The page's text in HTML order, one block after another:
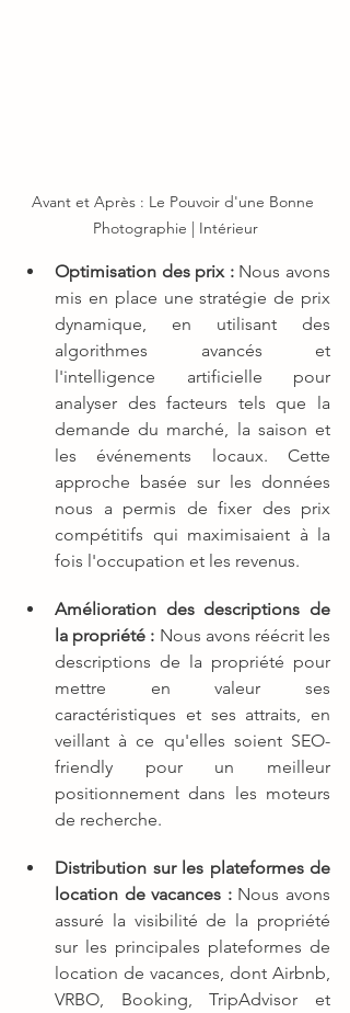
Avant et Après : Le Pouvoir d'une Bonne
Photographie | Intérieur
Optimisation des prix : Nous avons
mis en place une stratégie de prix
dynamique, en utilisant des
algorithmes avancés et
l'intelligence artificielle pour
analyser des facteurs tels que la
demande du marché, la saison et
les événements locaux. Cette
approche basée sur les données
nous a permis de fixer des prix
compétitifs qui maximisaient à la
fois l'occupation et les revenus.
Amélioration des descriptions de
la propriété : Nous avons réécrit les
descriptions de la propriété pour
mettre en valeur ses
caractéristiques et ses attraits, en
veillant à ce qu'elles soient SEO-
friendly pour un meilleur
positionnement dans les moteurs
de recherche.
Distribution sur les plateformes de
location de vacances : Nous avons
assuré la visibilité de la propriété
sur les principales plateformes de
location de vacances, dont Airbnb,
VRBO, Booking, TripAdvisor et